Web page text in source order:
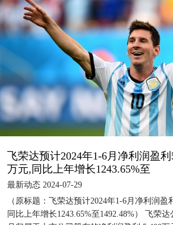
飞荣达预计2024年1-6月净利润盈
万元,同比上年增长1243.65%至
最新动态 2024-07-29
（原标题：飞荣达预计2024年1-6月净利润盈
同比上年增长1243.65%至1492.48%） 飞荣